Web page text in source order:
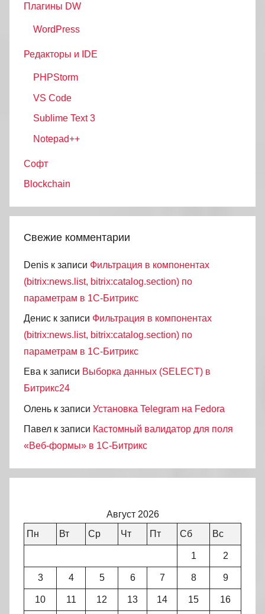
Плагины DW
WordPress
Редакторы и IDE
PHPStorm
VS Code
Sublime Text 3
Notepad++
Софт
Blockchain
Свежие комментарии
Denis к записи Фильтрация в компонентах
(bitrix:news.list, bitrix:catalog.section) по
параметрам в 1С-Битрикс
Денис к записи Фильтрация в компонентах
(bitrix:news.list, bitrix:catalog.section) по
параметрам в 1С-Битрикс
Ева к записи Выборка данных (SELECT) в
Битрикс24
Олень к записи Установка Telegram на Fedora
Павел к записи Кастомный валидатор для поля
«Веб-формы» в 1С-Битрикс
Август 2026
Пн
Вт Ср Чт Пт Сб Вс
1 2
3 4 5 6 7 8 9
10 11 12 13 14 15 16